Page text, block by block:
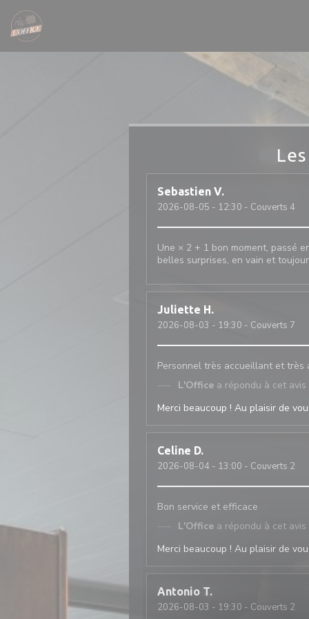
Personnalisation de vos choix en matière de cookies
Sebastien V
2026-08-05 - 12:30 - Couverts 4
Une × 2 + 1 bon moment, passé
belles surprises, en vain et
Juliette H
2026-08-03 - 19:30 - Couverts 7
Personnel très accueillant et très
L'Office a répondu à cet avis
Merci beaucoup ! Au plaisir de
Celine D
2026-08-04 - 13:00 - Couverts 2
Bon service et efficace
L'Office a répondu à cet avis
Merci beaucoup ! Au plaisir de
Antonio T
2026-08-03 - 19:30 - Couverts 2